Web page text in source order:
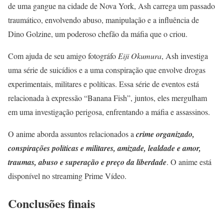
de uma gangue na cidade de Nova York, Ash carrega um passado
traumático, envolvendo abuso, manipulação e a influência de
Dino Golzine, um poderoso chefão da máfia que o criou.
Com ajuda de seu amigo fotográfoEiji Okumura, Ash investiga
uma série de suicídios e a uma conspiração que envolve drogas
experimentais, militares e políticas. Essa série de eventos está
relacionada à expressão “Banana Fish”, juntos, eles mergulham
em uma investigação perigosa, enfrentando a máfia e assassinos.
O anime aborda assuntos relacionados acrime organizado,
conspirações políticas e militares, amizade, lealdade e amor,
traumas, abuso e superação e preço da liberdade. O anime está
disponível no streaming Prime Vídeo.
Conclusões finais